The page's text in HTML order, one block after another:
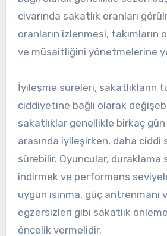
civarında sakatlık oranları
oranların izlenmesi, takımların
ve müsaitliğini yönetmelerine
İyileşme süreleri, sakatlıkların
ciddiyetine bağlı olarak
sakatlıklar genellikle birkaç
arasında iyileşirken, daha ciddi
sürebilir. Oyuncular, duraklama
indirmek ve performans
uygun ısınma, güç antrenmanı
egzersizleri gibi sakatlık
öncelik vermelidir.